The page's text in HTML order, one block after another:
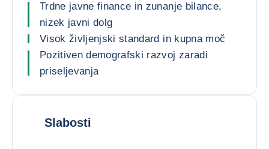
Trdne javne finance in zunanje bilance,
nizek javni dolg
Visok življenjski standard in kupna moč
Pozitiven demografski razvoj zaradi
priseljevanja
Slabosti